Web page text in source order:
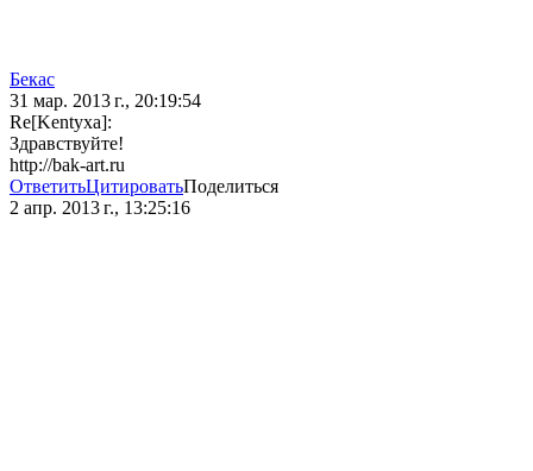
Бекас
31 мар. 2013 г., 20:19:54
Re[Kentyxa]:
Здравствуйте!
http://bak-art.ru
ОтветитьЦитироватьПоделиться
2 апр. 2013 г., 13:25:16